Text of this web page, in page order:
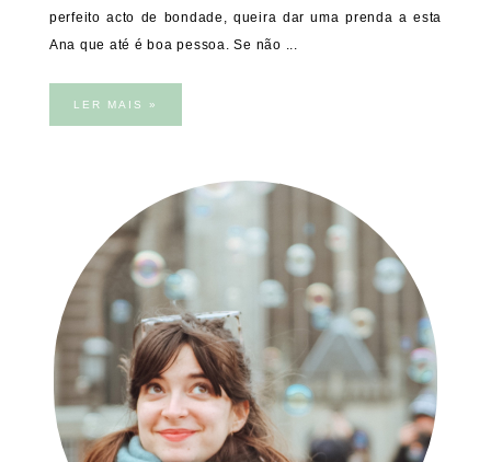
perfeito acto de bondade, queira dar uma prenda a esta
Ana que até é boa pessoa. Se não ...
LER MAIS »